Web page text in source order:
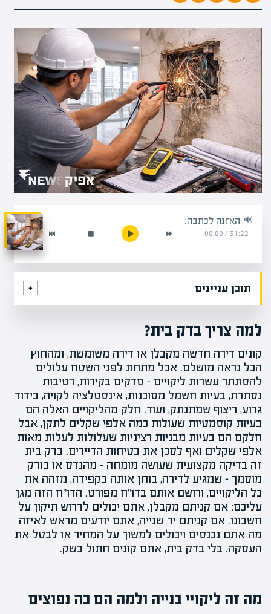
האזנה לכתבה:
31:22
/
00:00
תוכן עניינים
למה צריך בדק בית?
קונים דירה חדשה מקבלן או דירה משומשת, ומהחוץ
הכל נראה מושלם. אבל מתחת לפני השטח עלולים
להסתתר עשרות ליקויים – סדקים בקירות, רטיבות
נסתרת, בעיות חשמל מסוכנות, אינסטלציה לקויה, בידוד
גרוע, ריצוף שמתנתק, ועוד. חלק מהליקויים האלה הם
בעיות קוסמטיות שעולות כמה אלפי שקלים לתקן, אבל
חלקם הם בעיות מבניות רציניות שעלולות לעלות מאות
אלפי שקלים ואף לסכן את בטיחות הדיירים. בדק בית
זה בדיקה מקצועית שעושה מומחה – מהנדס או בודק
מוסמך – שמגיע לדירה, בוחן אותה בקפידה, מזהה את
כל הליקויים, ורושם אותם בדו"ח מפורט. הדו"ח הזה מגן
עליכם: אם קניתם מקבלן, אתם יכולים לדרוש תיקון על
חשבונו. אם קניתם יד שנייה, אתם יודעים מראש לאיזה
מה אתם נכנסים ויכולים למשוך על המחיר או לבטל את
העסקה. בלי בדק בית, אתם קונים חתול בשק.
מה זה ליקויי בנייה ולמה הם כה נפוצים